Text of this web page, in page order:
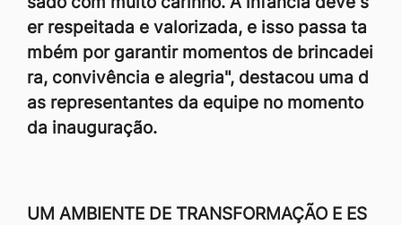
er respeitada e valorizada, e isso passa ta
mbém por garantir momentos de brincadei
ra, convivência e alegria", destacou uma d
as representantes da equipe no momento
da inauguração.
UM AMBIENTE DE TRANSFORMAÇÃO E ES